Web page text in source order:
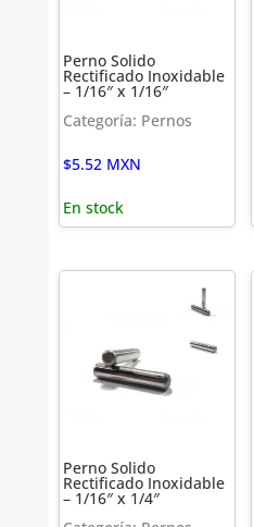
Perno Solido
Rectificado Inoxidable
– 1/16″ x 1/16″
Categoría: Pernos
$5.52 MXN
En stock
Perno Solido
Rectificado Inoxidable
– 1/16″ x 1/4″